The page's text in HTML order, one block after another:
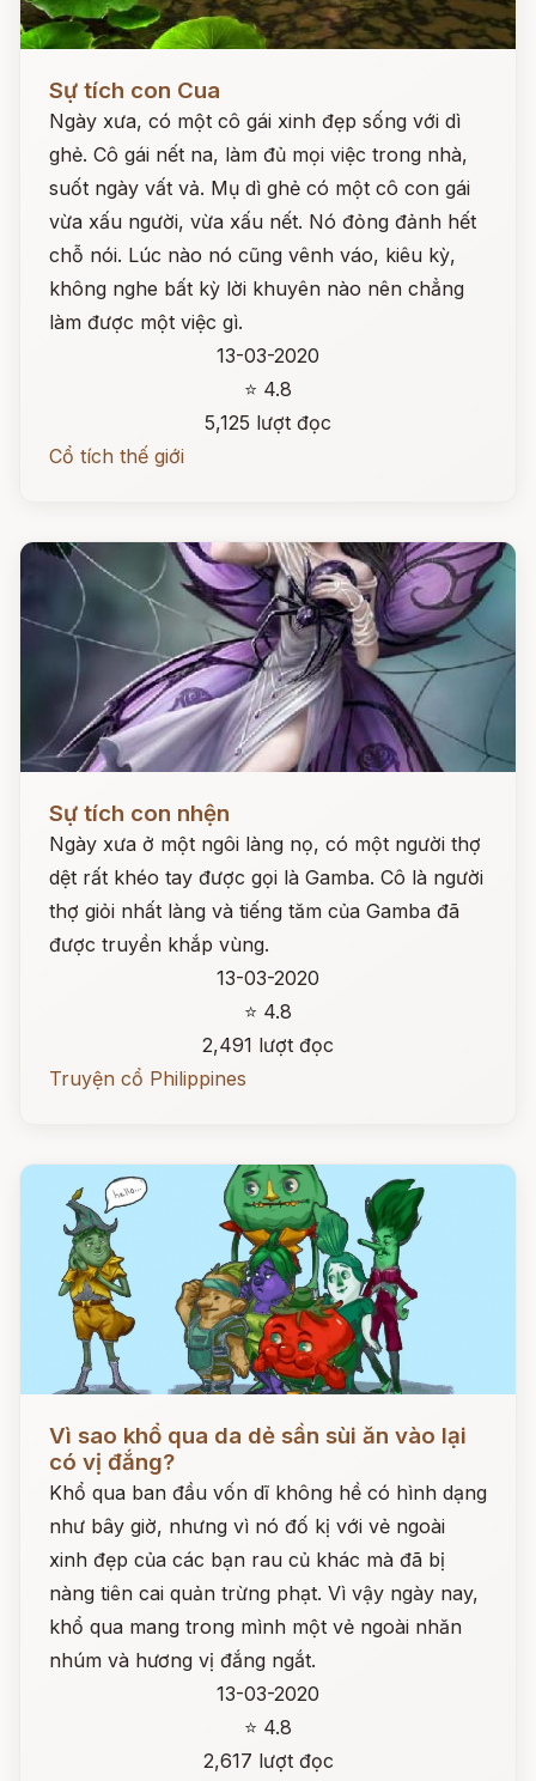
Sự tích con Cua
Ngày xưa, có một cô gái xinh đẹp sống với dì
ghẻ. Cô gái nết na, làm đủ mọi việc trong nhà,
suốt ngày vất vả. Mụ dì ghẻ có một cô con gái
vừa xấu người, vừa xấu nết. Nó đỏng đảnh hết
chỗ nói. Lúc nào nó cũng vênh váo, kiêu kỳ,
không nghe bất kỳ lời khuyên nào nên chẳng
làm được một việc gì.
13-03-2020
⭐ 4.8
5,125 lượt đọc
Cổ tích thế giới
Sự tích con nhện
Ngày xưa ở một ngôi làng nọ, có một người thợ
dệt rất khéo tay được gọi là Gamba. Cô là người
thợ giỏi nhất làng và tiếng tăm của Gamba đã
được truyền khắp vùng.
13-03-2020
⭐ 4.8
2,491 lượt đọc
Truyện cổ Philippines
Vì sao khổ qua da dẻ sần sùi ăn vào lại
có vị đắng?
Khổ qua ban đầu vốn dĩ không hề có hình dạng
như bây giờ, nhưng vì nó đố kị với vẻ ngoài
xinh đẹp của các bạn rau củ khác mà đã bị
nàng tiên cai quản trừng phạt. Vì vậy ngày nay,
khổ qua mang trong mình một vẻ ngoài nhăn
nhúm và hương vị đắng ngắt.
13-03-2020
⭐ 4.8
2,617 lượt đọc